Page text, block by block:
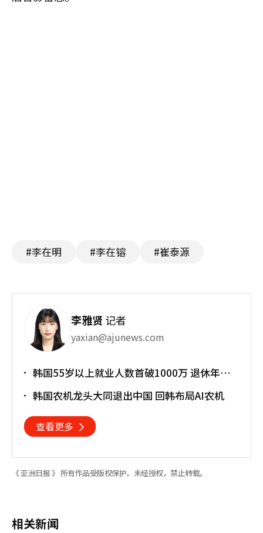
#李在明 #李在镕 #崔泰源
李雅贤记者
yaxian@ajunews.com
韩国55岁以上就业人数首破1000万 退休年龄
韩国农机龙头大同退出中国 回韩布局AI农机
查看更多
《 亚洲日报 》 所有作品受版权保护，未经授权，禁止转载。
相关新闻